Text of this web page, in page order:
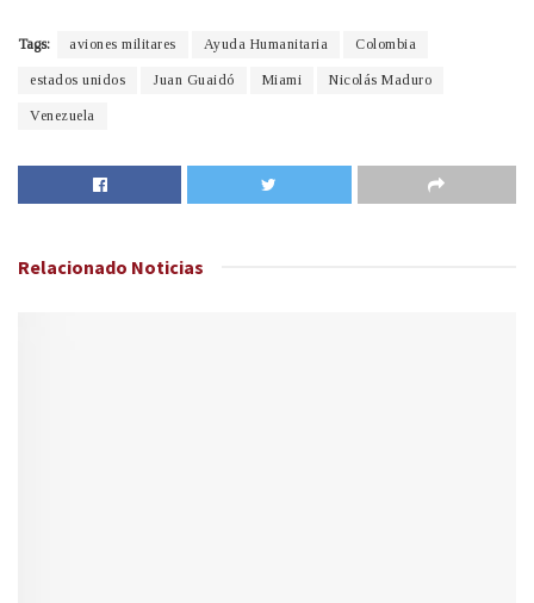
Tags: aviones militares Ayuda Humanitaria Colombia
estados unidos Juan Guaidó Miami Nicolás Maduro
Venezuela
Relacionado Noticias